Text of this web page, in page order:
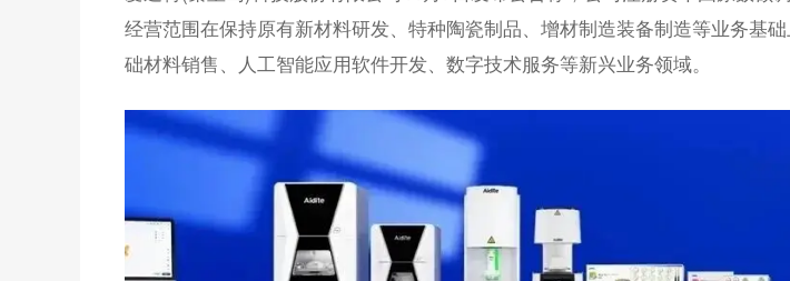
经营范围在保持原有新材料研发、特种陶瓷制品、增材制造装备制造等业务基
础材料销售、人工智能应用软件开发、数字技术服务等新兴业务领域。